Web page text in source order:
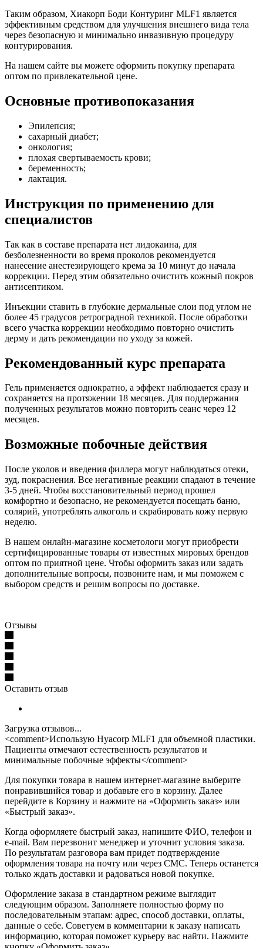
Таким образом, Хиакорп Боди Контуринг MLF1 является
эффективным средством для улучшения внешнего вида тела
через безопасную и минимально инвазивную процедуру
контурирования.
На нашем сайте вы можете оформить покупку препарата
оптом по привлекательной цене.
Основные противопоказания
Эпилепсия;
сахарный диабет;
онкология;
плохая свертываемость крови;
беременность;
лактация.
Инструкция по применению для
специалистов
Так как в составе препарата нет лидокаина, для
безболезненности во время проколов рекомендуется
нанесение анестезирующего крема за 10 минут до начала
коррекции. Перед этим обязательно очистить кожный покров
антисептиком.
Инъекции ставить в глубокие дермальные слои под углом не
более 45 градусов ретроградной техникой. После обработки
всего участка коррекции необходимо повторно очистить
дерму и дать рекомендации по уходу за кожей.
Рекомендованный курс препарата
Гель применяется однократно, а эффект наблюдается сразу и
сохраняется на протяжении 18 месяцев. Для поддержания
полученных результатов можно повторить сеанс через 12
месяцев.
Возможные побочные действия
После уколов и введения филлера могут наблюдаться отеки,
зуд, покраснения. Все негативные реакции спадают в течение
3-5 дней. Чтобы восстановительный период прошел
комфортно и безопасно, не рекомендуется посещать баню,
солярий, употреблять алкоголь и скрабировать кожу первую
неделю.
В нашем онлайн-магазине косметологи могут приобрести
сертифицированные товары от известных мировых брендов
оптом по приятной цене. Чтобы оформить заказ или задать
дополнительные вопросы, позвоните нам, и мы поможем с
выбором средств и решим вопросы по доставке.
Отзывы
Оставить отзыв
Загрузка отзывов...
<comment>Использую Hyacorp MLF1 для объемной пластики.
Пациенты отмечают естественность результатов и
минимальные побочные эффекты</comment>
Для покупки товара в нашем интернет-магазине выберите
понравившийся товар и добавьте его в корзину. Далее
перейдите в Корзину и нажмите на «Оформить заказ» или
«Быстрый заказ».
Когда оформляете быстрый заказ, напишите ФИО, телефон и
e-mail. Вам перезвонит менеджер и уточнит условия заказа.
По результатам разговора вам придет подтверждение
оформления товара на почту или через СМС. Теперь останется
только ждать доставки и радоваться новой покупке.
Оформление заказа в стандартном режиме выглядит
следующим образом. Заполняете полностью форму по
последовательным этапам: адрес, способ доставки, оплаты,
данные о себе. Советуем в комментарии к заказу написать
информацию, которая поможет курьеру вас найти. Нажмите